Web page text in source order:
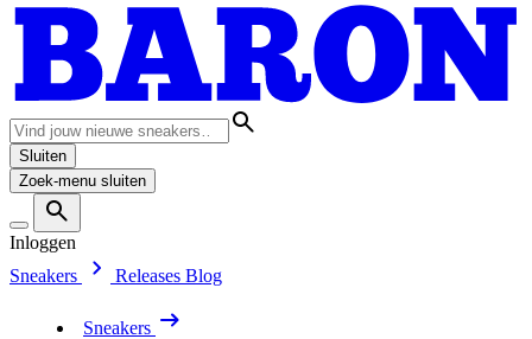
Sluiten
Zoek-menu sluiten
Inloggen
Sneakers
Releases Blog
Sneakers